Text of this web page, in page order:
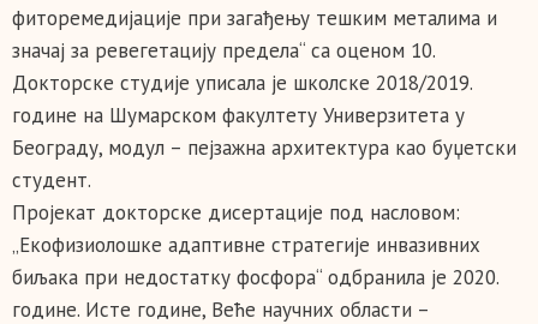
фиторемедијације при загађењу тешким металима и
значај за ревегетацију предела“ са оценом 10.
Докторске студије уписала је школске 2018/2019.
године на Шумарском факултету Универзитета у
Београду, модул – пејзажна архитектура као буџетски
студент.
Пројекат докторске дисертације под насловом:
„Екофизиолошке адаптивне стратегије инвазивних
биљака при недостатку фосфора“ одбранила je 2020.
године. Исте године, Веће научних области –